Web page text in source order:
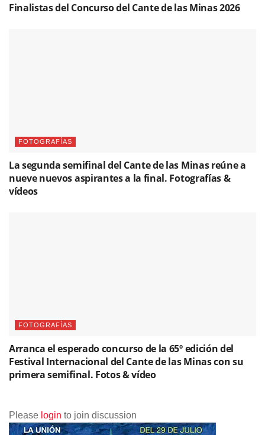
Finalistas del Concurso del Cante de las Minas 2026
FOTOGRAFÍAS
La segunda semifinal del Cante de las Minas reúne a
nueve nuevos aspirantes a la final. Fotografías &
vídeos
FOTOGRAFÍAS
Arranca el esperado concurso de la 65º edición del
Festival Internacional del Cante de las Minas con su
primera semifinal. Fotos & vídeo
Please login to join discussion